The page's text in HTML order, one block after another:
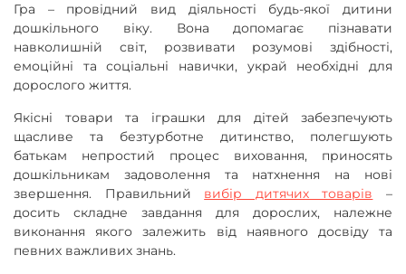
Гра – провідний вид діяльності будь-якої дитини
дошкільного віку. Вона допомагає пізнавати
навколишній світ, розвивати розумові здібності,
емоційні та соціальні навички, украй необхідні для
дорослого життя.
Якісні товари та іграшки для дітей забезпечують
щасливе та безтурботне дитинство, полегшують
батькам непростий процес виховання, приносять
дошкільникам задоволення та натхнення на нові
звершення. Правильний вибір дитячих товарів –
досить складне завдання для дорослих, належне
виконання якого залежить від наявного досвіду та
певних важливих знань.